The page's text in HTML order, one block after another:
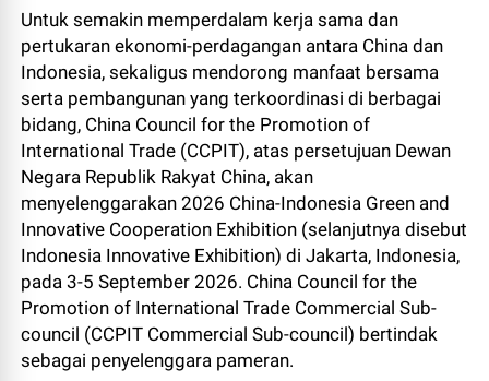
Untuk semakin memperdalam kerja sama dan
pertukaran ekonomi-perdagangan antara China dan
Indonesia, sekaligus mendorong manfaat bersama
serta pembangunan yang terkoordinasi di berbagai
bidang, China Council for the Promotion of
International Trade (CCPIT), atas persetujuan Dewan
Negara Republik Rakyat China, akan
menyelenggarakan 2026 China-Indonesia Green and
Innovative Cooperation Exhibition (selanjutnya disebut
Indonesia Innovative Exhibition) di Jakarta, Indonesia,
pada 3-5 September 2026. China Council for the
Promotion of International Trade Commercial Sub-
council (CCPIT Commercial Sub-council) bertindak
sebagai penyelenggara pameran.